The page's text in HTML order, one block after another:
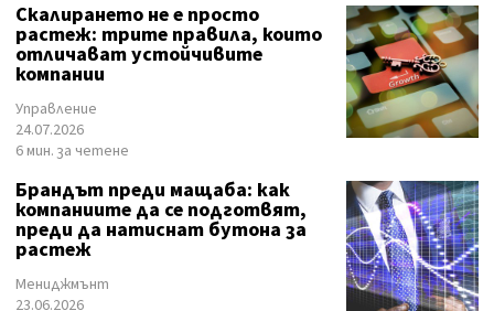
Скалирането не е просто
растеж: трите правила, които
отличават устойчивите
компании
Управление
24.07.2026
6 мин. за четене
Брандът преди мащаба: как
компаниите да се подготвят,
преди да натиснат бутона за
растеж
Мениджмънт
23.06.2026